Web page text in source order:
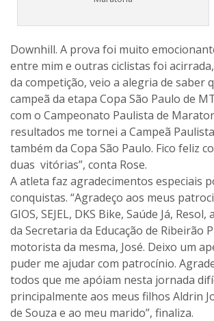
Downhill. A prova foi muito
entre mim e outras ciclistas foi
da competição, veio a alegria de saber
campeã da etapa Copa São Paulo de
com o Campeonato Paulista de
resultados me tornei a Campeã
também da Copa São Paulo. Fico feliz
duas vitórias”, conta Rose.
A atleta faz agradecimentos especiais
conquistas. “Agradeço aos meus
GIOS, SEJEL, DKS Bike, Saúde Já,
da Secretaria da Educação de Ribeirão
motorista da mesma, José. Deixo um
puder me ajudar com patrocínio.
todos que me apóiam nesta jornada
principalmente aos meus filhos Aldrin
de Souza e ao meu marido”, finaliza.